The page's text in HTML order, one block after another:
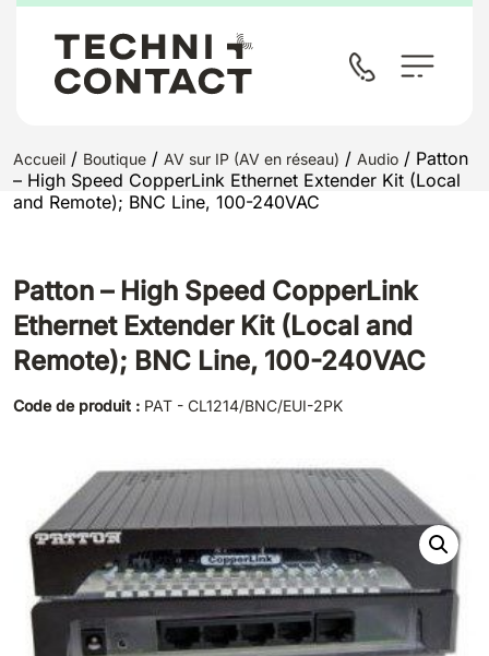
Accueil / Boutique / AV sur IP (AV en réseau) / Audio / Patton
– High Speed CopperLink Ethernet Extender Kit (Local
and Remote); BNC Line, 100-240VAC
Patton – High Speed CopperLink
Ethernet Extender Kit (Local and
Remote); BNC Line, 100-240VAC
Code de produit : PAT - CL1214/BNC/EUI-2PK